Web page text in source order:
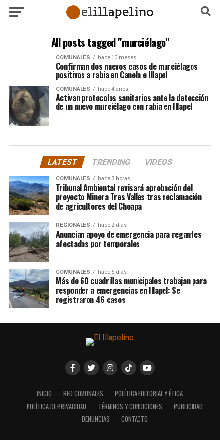
All posts tagged "murciélago"
COMUNALES hace 10 meses
Confirman dos nuevos casos de murciélagos
positivos a rabia en Canela e Illapel
COMUNALES hace 4 años
Activan protocolos sanitarios ante la detección
de un nuevo murciélago con rabia en Illapel
LATEST TRENDING VIDEOS
COMUNALES hace 3 horas
Tribunal Ambiental revisará aprobación del
proyecto Minera Tres Valles tras reclamación
de agricultores del Choapa
REGIONALES hace 2 días
Anuncian apoyo de emergencia para regantes
afectados por temporales
COMUNALES hace 6 días
Más de 60 cuadrillas municipales trabajan para
responder a emergencias en Illapel: Se
registraron 46 casos
INICIO RED COMUNALES
POLÍTICA EDITORIAL Y ÉTICA
POLÍTICA DE PRIVACIDAD
TÉRMINOS Y CONDICIONES
PUBLICIDAD
DENUNCIAS
CONTACTO